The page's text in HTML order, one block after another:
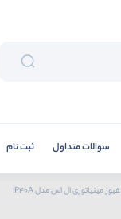
سوالات متداول ثبت نام
فیوز مینیاتوری ال اس مدل 1P40A